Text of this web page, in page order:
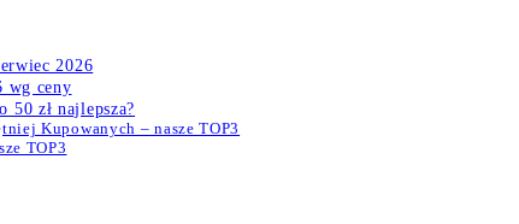
2026
wg ceny
50 zł najlepsza?
Kupowanych – nasze TOP3
TOP3